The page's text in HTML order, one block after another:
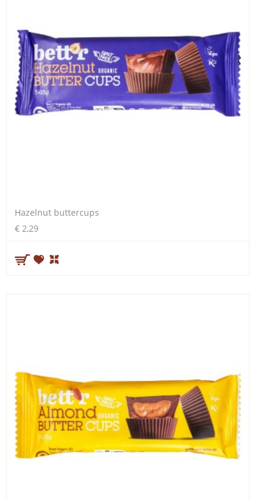
Hazelnut buttercups
€ 2,29